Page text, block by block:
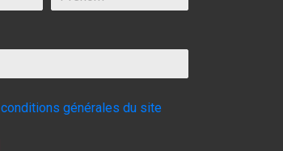
conditions générales du site